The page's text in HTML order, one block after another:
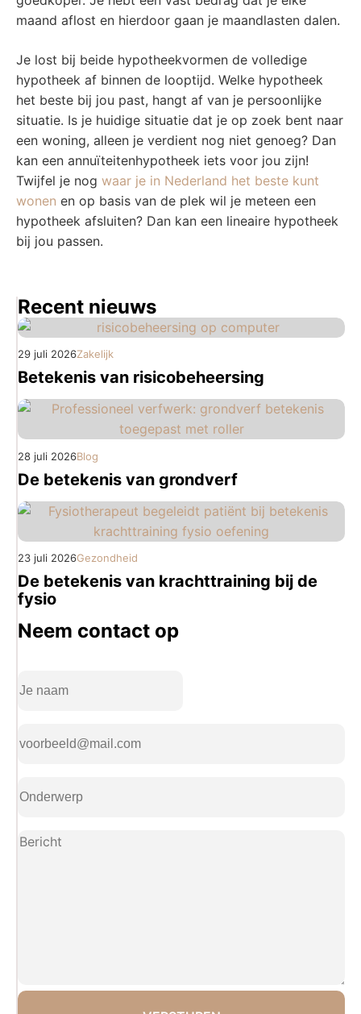
maand aflost en hierdoor gaan je maandlasten dalen.
Je lost bij beide hypotheekvormen de volledige
hypotheek af binnen de looptijd. Welke hypotheek
het beste bij jou past, hangt af van je persoonlijke
situatie. Is je huidige situatie dat je op zoek bent naar
een woning, alleen je verdient nog niet genoeg? Dan
kan een annuïteitenhypotheek iets voor jou zijn!
Twijfel je nog waar je in Nederland het beste kunt
wonen en op basis van de plek wil je meteen een
hypotheek afsluiten? Dan kan een lineaire hypotheek
bij jou passen.
Recent nieuws
29 juli 2026Zakelijk
Betekenis van risicobeheersing
28 juli 2026Blog
De betekenis van grondverf
23 juli 2026Gezondheid
De betekenis van krachttraining bij de
fysio
Neem contact op
mailadres(Vereist)
Bericht